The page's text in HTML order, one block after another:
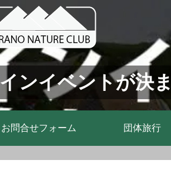
ンイベントが決ま
お問合せフォーム 団体旅行